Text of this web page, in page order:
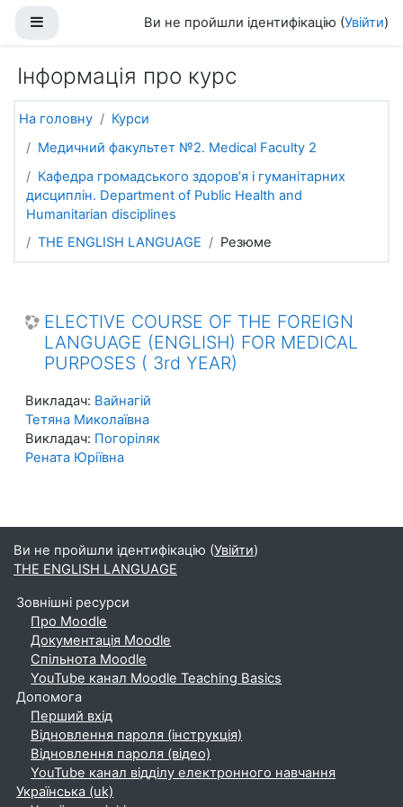
Ви не пройшли ідентифікацію (Увійти)
Інформація про курс
На головну
Курси
Медичний факультет №2. Medical Faculty 2
Кафедра громадського здоров’я і гуманітарних
дисциплін. Department of Public Health and
Humanitarian disciplines
THE ENGLISH LANGUAGE
Резюме
ELECTIVE COURSE OF THE FOREIGN
LANGUAGE (ENGLISH) FOR MEDICAL
PURPOSES ( 3rd YEAR)
Викладач: Вайнагій
Тетяна Миколаївна
Викладач: Погоріляк
Рената Юріївна
Ви не пройшли ідентифікацію (Увійти)
THE ENGLISH LANGUAGE
Зовнішні ресурси
Про Moodle
Документація Moodle
Спільнота Moodle
YouTube канал Moodle Teaching Basics
Допомога
Перший вхід
Відновлення пароля (інструкція)
Відновлення пароля (відео)
YouTube канал відділу електронного навчання
Українська ‎(uk)‎